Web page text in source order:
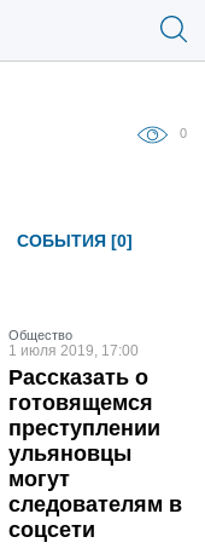
0
СОБЫТИЯ [0]
Общество
1 июля 2019, 17:00
Рассказать о
готовящемся
преступлении
ульяновцы
могут
следователям в
соцсети